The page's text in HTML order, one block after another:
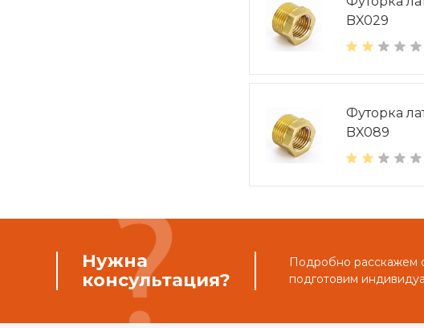
BX029
Футорка
BX089
Нужна
консультация?
Подробно расскажем
подготовим